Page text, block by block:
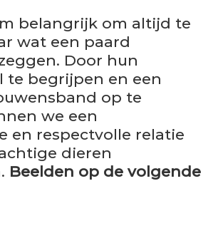
belangrijk om altijd te
wat een paard
Door hun
te begrijpen en een
op te
we een
en respectvolle relatie
dieren
Beelden op de volgende